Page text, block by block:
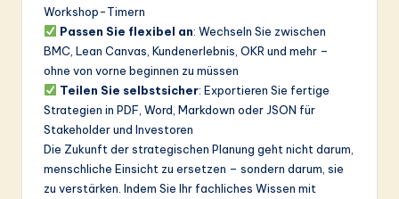
Workshop-Timern
Passen Sie flexibel an: Wechseln Sie zwischen
BMC, Lean Canvas, Kundenerlebnis, OKR und mehr –
ohne von vorne beginnen zu müssen
Teilen Sie selbstsicher: Exportieren Sie fertige
Strategien in PDF, Word, Markdown oder JSON für
Stakeholder und Investoren
Die Zukunft der strategischen Planung geht nicht darum,
menschliche Einsicht zu ersetzen – sondern darum, sie
zu verstärken. Indem Sie Ihr fachliches Wissen mit